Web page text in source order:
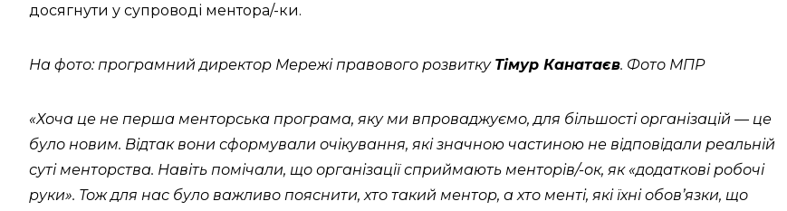
досягнути у супроводі ментора/-ки.
На фото: програмний директор Мережі правового розвитку Тімур Канатаєв. Фото МПР
«Хоча це не перша менторська програма, яку ми впроваджуємо, для більшості організацій — це
було новим. Відтак вони сформували очікування, які значною частиною не відповідали реальній
суті менторства. Навіть помічали, що організації сприймають менторів/-ок, як «додаткові робочі
руки». Тож для нас було важливо пояснити, хто такий ментор, а хто менті, які їхні обовʼязки, що